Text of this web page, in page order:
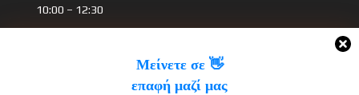
Μείνετε σε 👋
επαφή μαζί μας
10:00 – 12:30
Πρόσφατα Άρθρα
Ήλιος, Νερό και Ακοή: Οι Καλοκαιρινοί Κίνδυνοι για τα